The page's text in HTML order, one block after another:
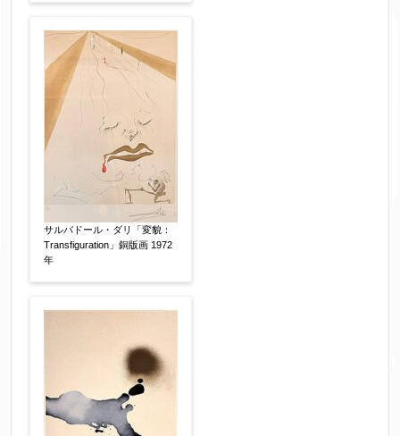
サルバドール・ダリ「変貌：
Transfiguration」銅版画 1972
年